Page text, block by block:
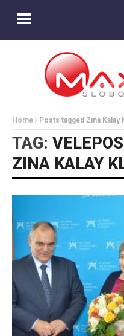
Home Posts tagged Zina Kalay
TAG:
ZINA KALAY